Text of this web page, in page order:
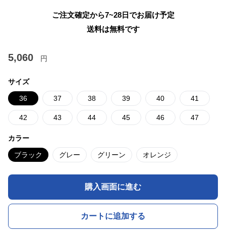
ご注文確定から7~28日でお届け予定
送料は無料です
5,060 円
サイズ
36 37 38 39 40 41
42 43 44 45 46 47
カラー
ブラック グレー グリーン オレンジ
購入画面に進む
カートに追加する